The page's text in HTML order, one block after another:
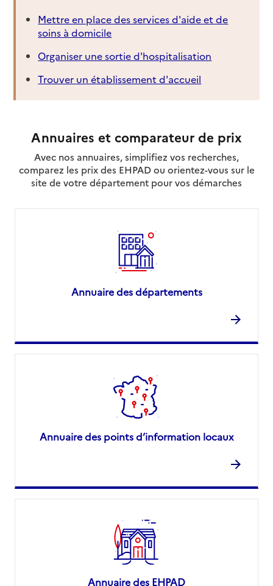
Mettre en place des services d'aide et de
soins à domicile
Organiser une sortie d'hospitalisation
Trouver un établissement d'accueil
Annuaires et comparateur de prix
Avec nos annuaires, simplifiez vos recherches,
comparez les prix des EHPAD ou orientez-vous sur le
site de votre département pour vos démarches
Annuaire des départements
Annuaire des points d’information locaux
Annuaire des EHPAD